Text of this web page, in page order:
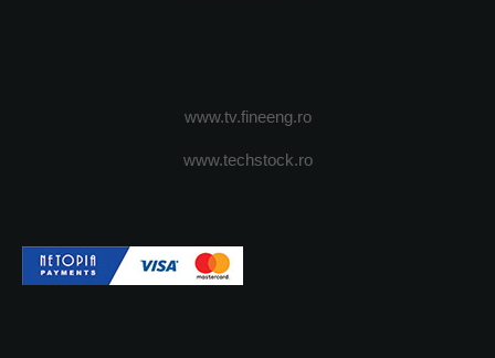
www.tv.fineeng.ro
www.techstock.ro